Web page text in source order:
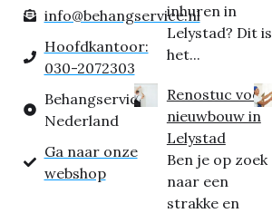
info@behangservice.nl
Hoofdkantoor:
030-2072303
Behangservice
Nederland
Ga naar onze
webshop
inhuren in
Lelystad? Dit is
het...
Renostuc voor
nieuwbouw in
Lelystad
Ben je op zoek
naar een
strakke en